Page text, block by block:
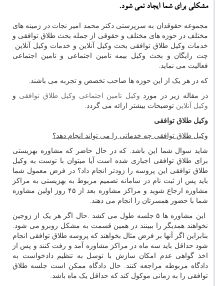
مشكلی برای شما ایجاد نمی شود.
مجموعه حقوقدان به سرپرستی دکتر محمد امیر نجات در زمینه های
مختلف در حوزه های مختلف و حقوقی از جمله بحث طلاق توافقی و
خدمات وکیل طلاق توافقی بحث وکیل آنلاین و خدمات وکیل آنلاین
چت رایگان و بحث وکیل بیمه تامین اجتماعی و تامین اجتماعی
فعالیت می نماید.
که در هر یک از این حوزه ها صاحب تخصص و تجربه می باشند.
در مقاله زیر در مورد وکیل تامین اجتماعی وکیل طلاق توافقی و
وکیل آنلاین توضیحات بیشتر ارائه می گردد.
وکیل طلاق توافقی
وکیل طلاق توافقی چه خدماتی را می تواند انجام دهد؟
شاید سوال شما این باشد. که در حال حاضر که مشاوره بهزیستی
برای طلاق توافقی اجباری شده است آیا میتوان با توست به وکیل
طلاق توافقی این پروسه را زودتر انجام داد؟ در فرض معمول شما
باید پس از ثبت نام در سامانه تصمیم مربوط به بهزیستی به مراکز
مشاوره ارجاع شوید و مراکز مشاوره بعد از ۴۵ روز اولین مشاوره
شما با حضور همسرتان را انجام می دهند.
این مشاوره ها ۵ جلسه طول می کشد .حال اگر هر یک از زوجین
نخواهند همدیگر را ببینند در همین قسمت به مشکل روبرو می شود.
بنابراین اگر آنها بر فرض مثال بخواهند که پروسه طلاق توافقی انجام
شود حداقل باید سه ماه در مراکز مشاوره آمد و رفت کنند و پس از
اخذ گواهی عدم امکان سازش با توسل به تنظیم دادخواست به
دادگاه مربوطه مراجعه کنند. حال دادگاه ممکن است جلسه طلاق
توافقی را به زمانی موکول کند که حداقل یک ماه باشد.